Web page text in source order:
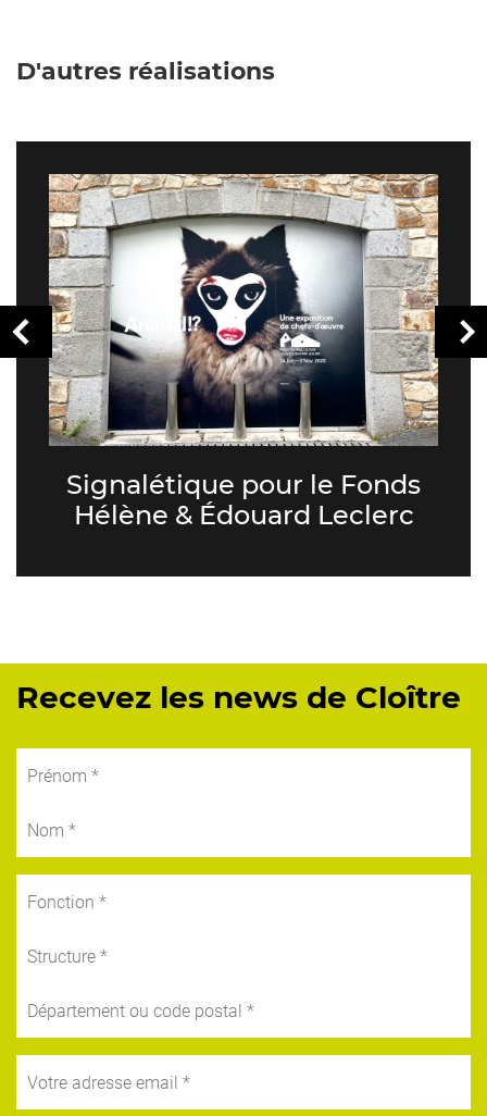
D'autres réalisations
Signalétique pour le Fonds
Hélène & Édouard Leclerc
Recevez les news de Cloître